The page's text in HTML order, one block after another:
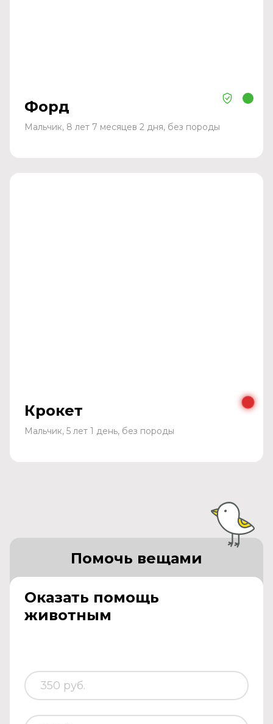
Форд
Мальчик, 8 лет 7 месяцев 2 дня, без породы
Крокет
Мальчик, 5 лет 1 день, без породы
Оказать помощь
животным
Помочь вещами